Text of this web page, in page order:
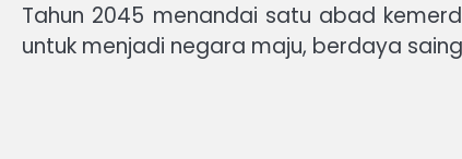
Tahun 2045 menandai satu abad
untuk menjadi negara maju, berdaya